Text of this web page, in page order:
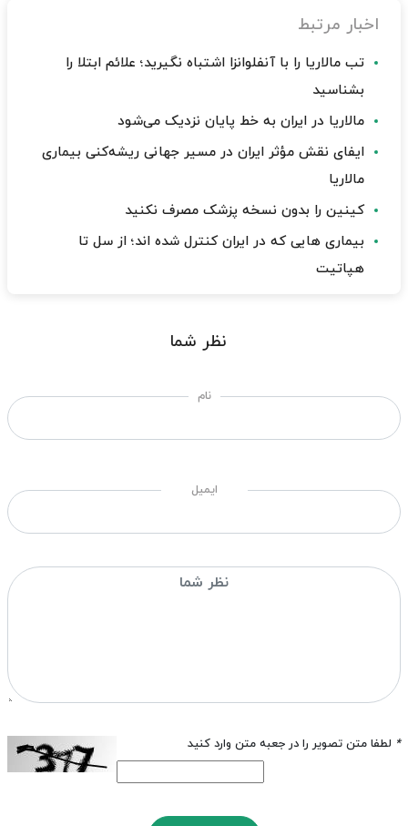
اخبار مرتبط
تب مالاریا را با آنفلوانزا اشتباه نگیرید؛ علائم ابتلا را
بشناسید
مالاریا در ایران به خط پایان نزدیک می‌شود
ایفای نقش مؤثر ایران در مسیر جهانی ریشه‌کنی بیماری
مالاریا
کینین را بدون نسخه پزشک مصرف نکنید
بیماری هایی که در ایران کنترل شده اند؛ از سل تا
هپاتیت
نظر شما
نام
ایمیل
* لطفا متن تصویر را در جعبه متن وارد کنید